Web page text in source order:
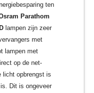
ten
Parathom
lampen zijn zeer
met
lampen met
op de net-
licht opbrengst is
Dit is ongeveer